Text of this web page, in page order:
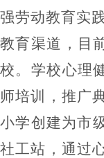
强劳动教育实
教育渠道，目
校。 学校心理
师培训，推广
小学创建为市
社工站，通过